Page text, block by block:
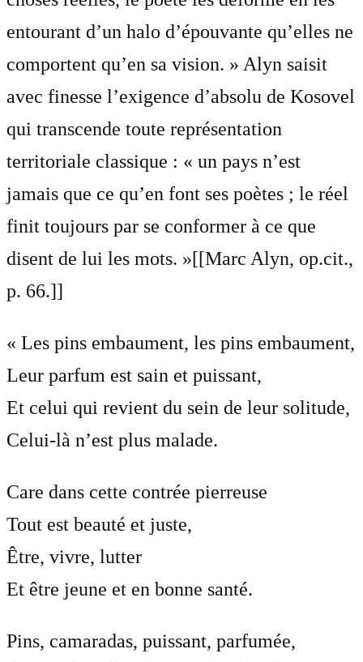
entourant d’un halo d’épouvante qu’elles ne
comportent qu’en sa vision. » Alyn saisit
avec finesse l’exigence d’absolu de Kosovel
qui transcende toute représentation
territoriale classique : « un pays n’est
jamais que ce qu’en font ses poètes ; le réel
finit toujours par se conformer à ce que
disent de lui les mots. »[[Marc Alyn, op.cit.,
p. 66.]]
« Les pins embaument, les pins embaument,
Leur parfum est sain et puissant,
Et celui qui revient du sein de leur solitude,
Celui-là n’est plus malade.
Care dans cette contrée pierreuse
Tout est beauté et juste,
Être, vivre, lutter
Et être jeune et en bonne santé.
Pins, camaradas, puissant, parfumée,